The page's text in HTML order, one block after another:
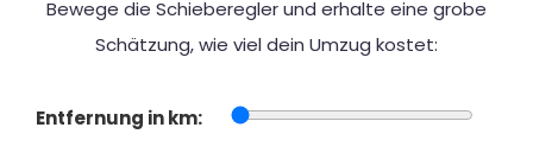
Bewege die Schieberegler und erhalte eine grobe
Schätzung, wie viel dein Umzug kostet:
Entfernung in km: